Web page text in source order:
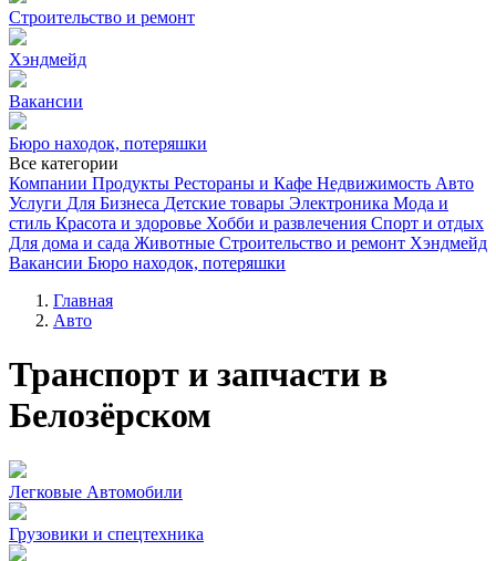
Строительство и ремонт
Хэндмейд
Вакансии
Бюро находок, потеряшки
Все категории
Компании Продукты Рестораны и Кафе Недвижимость Авто
Услуги Для Бизнеса Детские товары Электроника Мода и
стиль Красота и здоровье Хобби и развлечения Спорт и отдых
Для дома и сада Животные Строительство и ремонт Хэндмейд
Вакансии Бюро находок, потеряшки
Главная
Авто
Транспорт и запчасти в
Белозёрском
Легковые Автомобили
Грузовики и спецтехника